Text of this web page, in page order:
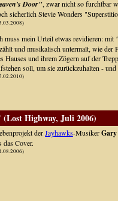
Door", zwar nicht so furchtbar
sicherlich Stevie Wonders
muss mein Urteil etwas revidieren: mit
und musikalisch untermalt, wie der
Hauses und ihrem Zögern auf der
soll, um sie zurückzuhalten -
Highway, Juli 2006)
derJayhawks-Musiker
das Cover.